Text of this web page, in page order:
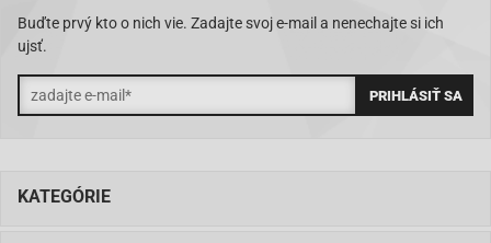
Buďte prvý kto o nich vie. Zadajte svoj e-mail a nenechajte si ich
ujsť.
KATEGÓRIE